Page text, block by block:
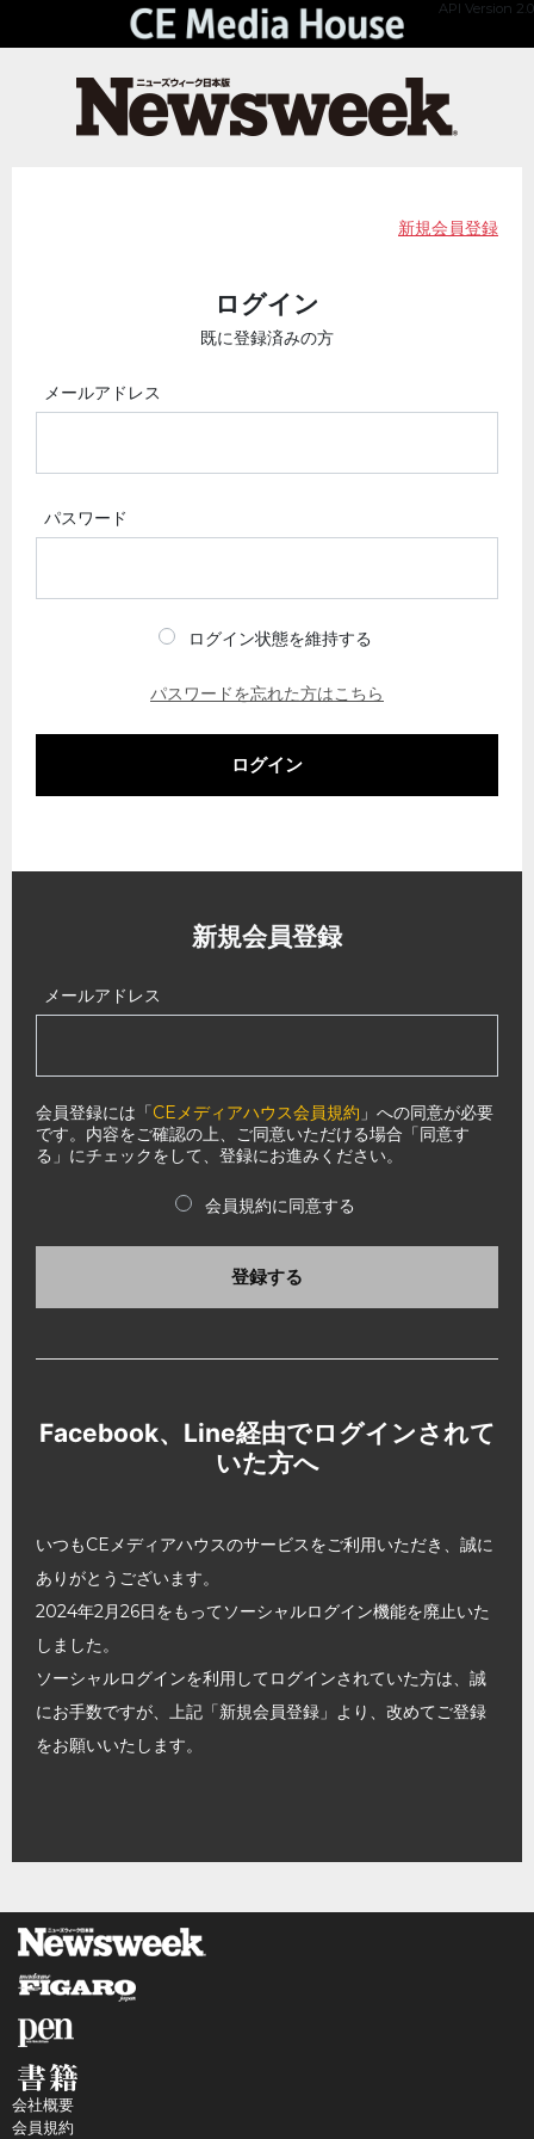
API Version 2.0
新規会員登録
ログイン
既に登録済みの方
メールアドレス
パスワード
ログイン状態を維持する
パスワードを忘れた方はこちら
ログイン
新規会員登録
メールアドレス
会員登録には「CEメディアハウス会員規約 」への同意が必要
です。内容をご確認の上、ご同意いただける場合「同意す
る」にチェックをして、登録にお進みください。
会員規約に同意する
登録する
Facebook、Line経由でログインされて
いた方へ
いつもCEメディアハウスのサービスをご利用いただき、誠に
ありがとうございます。
2024年2月26日をもってソーシャルログイン機能を廃止いた
しました。
ソーシャルログインを利用してログインされていた方は、誠
にお手数ですが、上記「新規会員登録」より、改めてご登録
をお願いいたします。
会社概要
会員規約